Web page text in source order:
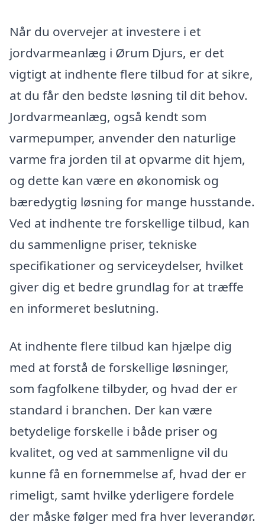
Når du overvejer at investere i et
jordvarmeanlæg i Ørum Djurs, er det
vigtigt at indhente flere tilbud for at sikre,
at du får den bedste løsning til dit behov.
Jordvarmeanlæg, også kendt som
varmepumper, anvender den naturlige
varme fra jorden til at opvarme dit hjem,
og dette kan være en økonomisk og
bæredygtig løsning for mange husstande.
Ved at indhente tre forskellige tilbud, kan
du sammenligne priser, tekniske
specifikationer og serviceydelser, hvilket
giver dig et bedre grundlag for at træffe
en informeret beslutning.
At indhente flere tilbud kan hjælpe dig
med at forstå de forskellige løsninger,
som fagfolkene tilbyder, og hvad der er
standard i branchen. Der kan være
betydelige forskelle i både priser og
kvalitet, og ved at sammenligne vil du
kunne få en fornemmelse af, hvad der er
rimeligt, samt hvilke yderligere fordele
der måske følger med fra hver leverandør.